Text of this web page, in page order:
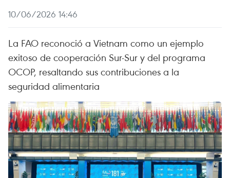
10/06/2026 14:46
La FAO reconoció a Vietnam como un ejemplo
exitoso de cooperación Sur-Sur y del programa
OCOP, resaltando sus contribuciones a la
seguridad alimentaria